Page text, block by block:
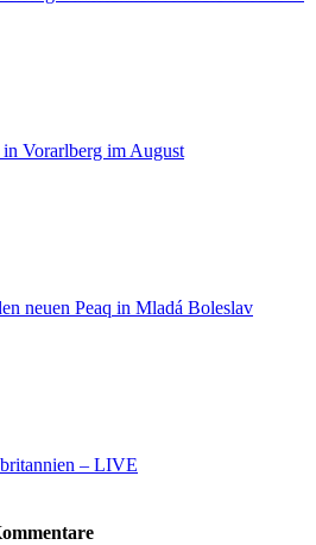
Vorarlberg im August
neuen Peaq in Mladá Boleslav
– LIVE